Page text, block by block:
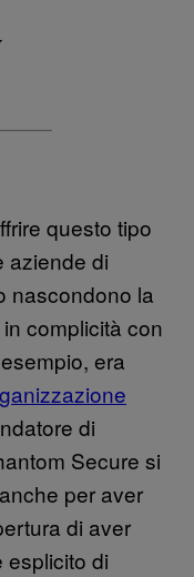
questo tipo
aziende di
nascondono la
complicità con
era
di
Secure si
anche per aver
di aver
esplicito di